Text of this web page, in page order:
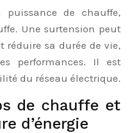
de chauffe,
Une surtension peut
réduire sa durée de vie,
performances. Il est
du réseau électrique.
de chauffe et
d’énergie